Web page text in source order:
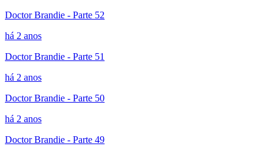
Doctor Brandie - Parte 52
há 2 anos
Doctor Brandie - Parte 51
há 2 anos
Doctor Brandie - Parte 50
há 2 anos
Doctor Brandie - Parte 49